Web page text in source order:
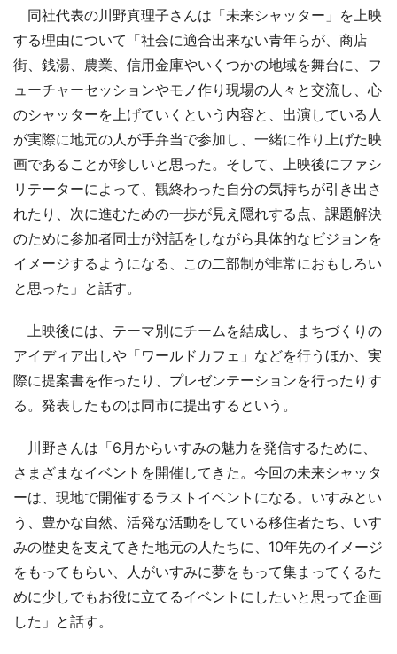
同社代表の川野真理子さんは「未来シャッター」を上映
する理由について「社会に適合出来ない青年らが、商店
街、銭湯、農業、信用金庫やいくつかの地域を舞台に、フ
ューチャーセッションやモノ作り現場の人々と交流し、心
のシャッターを上げていくという内容と、出演している人
が実際に地元の人が手弁当で参加し、一緒に作り上げた映
画であることが珍しいと思った。そして、上映後にファシ
リテーターによって、観終わった自分の気持ちが引き出さ
れたり、次に進むための一歩が見え隠れする点、課題解決
のために参加者同士が対話をしながら具体的なビジョンを
イメージするようになる、この二部制が非常におもしろい
と思った」と話す。
上映後には、テーマ別にチームを結成し、まちづくりの
アイディア出しや「ワールドカフェ」などを行うほか、実
際に提案書を作ったり、プレゼンテーションを行ったりす
る。発表したものは同市に提出するという。
川野さんは「6月からいすみの魅力を発信するために、
さまざまなイベントを開催してきた。今回の未来シャッタ
ーは、現地で開催するラストイベントになる。いすみとい
う、豊かな自然、活発な活動をしている移住者たち、いす
みの歴史を支えてきた地元の人たちに、10年先のイメージ
をもってもらい、人がいすみに夢をもって集まってくるた
めに少しでもお役に立てるイベントにしたいと思って企画
した」と話す。